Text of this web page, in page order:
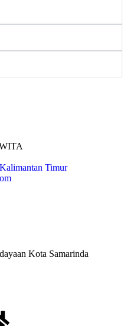
Timur
Kota Samarinda